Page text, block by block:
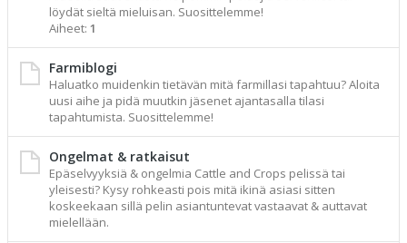
löydät sieltä mieluisan. Suosittelemme!
Aiheet: 1
Farmiblogi
Haluatko muidenkin tietävän mitä farmillasi tapahtuu? Aloita
uusi aihe ja pidä muutkin jäsenet ajantasalla tilasi
tapahtumista. Suosittelemme!
Ongelmat & ratkaisut
Epäselvyyksiä & ongelmia Cattle and Crops pelissä tai
yleisesti? Kysy rohkeasti pois mitä ikinä asiasi sitten
koskeekaan sillä pelin asiantuntevat vastaavat & auttavat
mielellään.